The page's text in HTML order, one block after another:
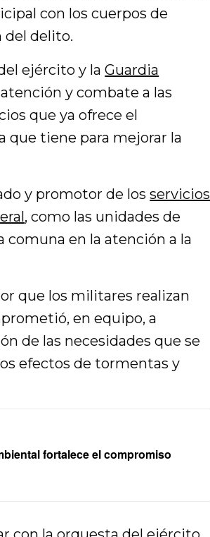
con los cuerpos de
del delito.
ejército y laGuardia
y combate a las
que ya ofrece el
tiene para mejorar la
y promotor de losservicios
, como las unidades de
comuna en la atención a la
que los militares realizan
en equipo, a
de las necesidades que se
efectos de tormentas y
fortalece el compromiso